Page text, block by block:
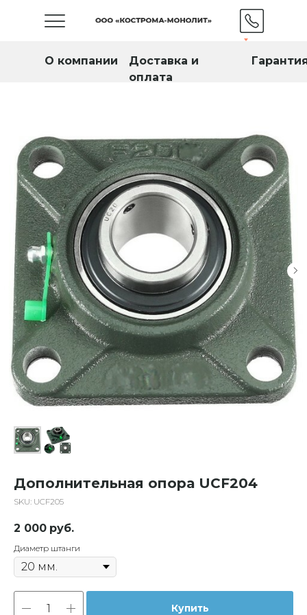
О компании
Доставка и
оплата
Дополнительная опора UCF204
SKU: UCF205
2 000 руб.
Диаметр штанги
Купить